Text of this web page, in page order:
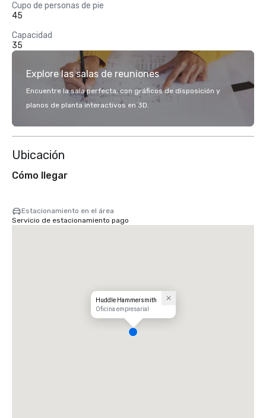
Cupo de personas de pie
45
Capacidad
35
Explore las salas de reuniones
Encuentre la sala perfecta, con gráficos de disposición y
planos de planta interactivos en 3D.
Ubicación
Cómo llegar
Estacionamiento en el área
Servicio de estacionamiento pago
Huddle Hammersmith
Oficina empresarial